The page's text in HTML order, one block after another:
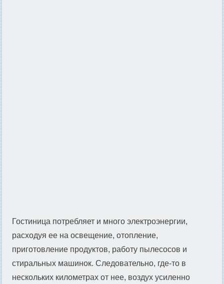
Гостиница потребляет и много электроэнергии,
расходуя ее на освещение, отопление,
приготовление продуктов, работу пылесосов и
стиральных машинок. Следовательно, где-то в
нескольких километрах от нее, воздух усиленно